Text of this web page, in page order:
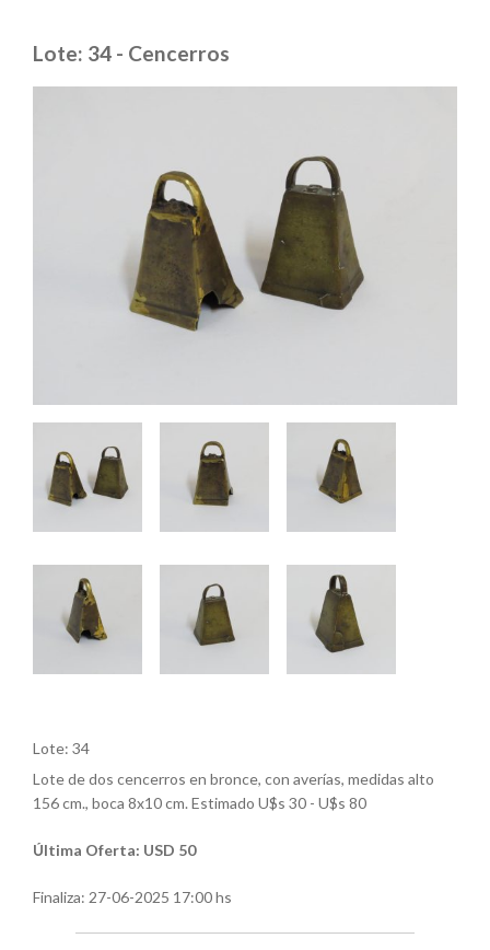
Lote: 34 - Cencerros
Lote: 34
Lote de dos cencerros en bronce, con averías, medidas alto
156 cm., boca 8x10 cm. Estimado U$s 30 - U$s 80
Última Oferta: USD 50
Finaliza: 27-06-2025 17:00 hs